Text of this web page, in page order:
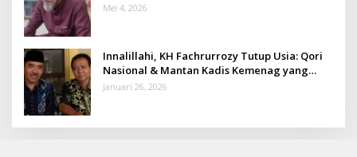
Mei 4, 2026
Innalillahi, KH Fachrurrozy Tutup Usia: Qori
Nasional & Mantan Kadis Kemenag yang
Penuh Teladan
Januari 26, 2026